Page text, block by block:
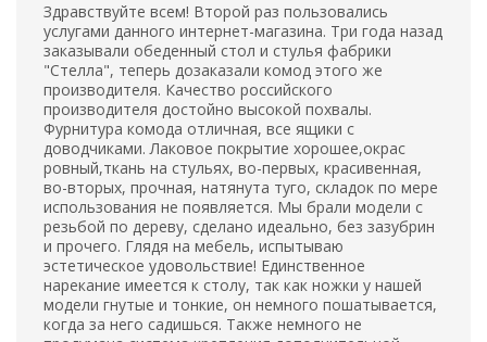
Здравствуйте всем! Второй раз пользовались
услугами данного интернет-магазина. Три года назад
заказывали обеденный стол и стулья фабрики
"Стелла", теперь дозаказали комод этого же
производителя. Качество российского
производителя достойно высокой похвалы.
Фурнитура комода отличная, все ящики с
доводчиками. Лаковое покрытие хорошее,окрас
ровный,ткань на стульях, во-первых, красивенная,
во-вторых, прочная, натянута туго, складок по мере
использования не появляется. Мы брали модели с
резьбой по дереву, сделано идеально, без зазубрин
и прочего. Глядя на мебель, испытываю
эстетическое удовольствие! Единственное
нарекание имеется к столу, так как ножки у нашей
модели гнутые и тонкие, он немного пошатывается,
когда за него садишься. Также немного не